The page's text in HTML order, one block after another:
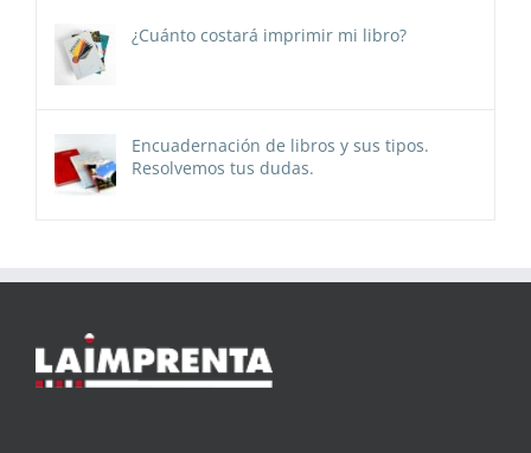
¿Cuánto costará imprimir mi libro?
Encuadernación de libros y sus tipos.
Resolvemos tus dudas.